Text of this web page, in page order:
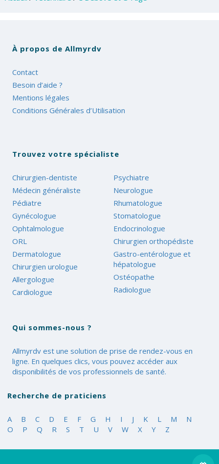
À propos de Allmyrdv
Contact
Besoin d’aide ?
Mentions légales
Conditions Générales d’Utilisation
Trouvez votre spécialiste
Chirurgien-dentiste
Médecin généraliste
Pédiatre
Gynécologue
Ophtalmologue
ORL
Dermatologue
Chirurgien urologue
Allergologue
Cardiologue
Psychiatre
Neurologue
Rhumatologue
Stomatologue
Endocrinologue
Chirurgien orthopédiste
Gastro-entérologue et
hépatologue
Ostéopathe
Radiologue
Qui sommes-nous ?
Allmyrdv est une solution de prise de rendez-vous en
ligne. En quelques clics, vous pouvez accéder aux
disponibilités de vos professionnels de santé.
Recherche de praticiens
A B C D E F G H I J K L M
N
O
P Q R S T U V W X Y Z